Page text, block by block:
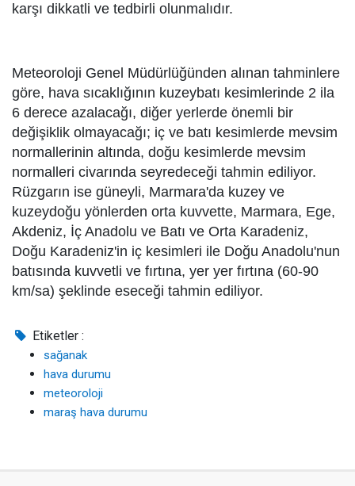
karşı dikkatli ve tedbirli olunmalıdır.
Meteoroloji Genel Müdürlüğünden alınan tahminlere
göre, hava sıcaklığının kuzeybatı kesimlerinde 2 ila
6 derece azalacağı, diğer yerlerde önemli bir
değişiklik olmayacağı; iç ve batı kesimlerde mevsim
normallerinin altında, doğu kesimlerde mevsim
normalleri civarında seyredeceği tahmin ediliyor.
Rüzgarın ise güneyli, Marmara'da kuzey ve
kuzeydoğu yönlerden orta kuvvette, Marmara, Ege,
Akdeniz, İç Anadolu ve Batı ve Orta Karadeniz,
Doğu Karadeniz'in iç kesimleri ile Doğu Anadolu'nun
batısında kuvvetli ve fırtına, yer yer fırtına (60-90
km/sa) şeklinde eseceği tahmin ediliyor.
Etiketler :
sağanak
hava durumu
meteoroloji
maraş hava durumu